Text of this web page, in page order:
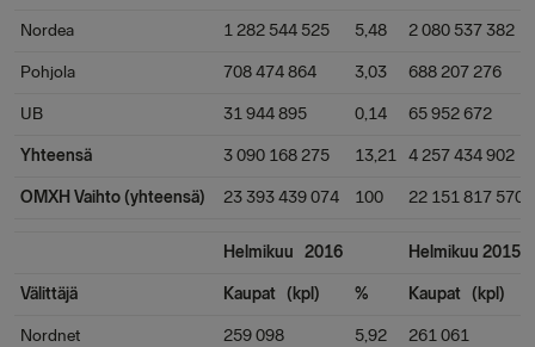
Nordea 1 282 544 525 5,48 2 080 537 382
Pohjola 708 474 864 3,03 688 207 276
UB 31 944 895 0,14 65 952 672
Yhteensä 3 090 168 275 13,21 4 257 434 902
OMXH Vaihto (yhteensä) 23 393 439 074 100 22 151 817 570
Helmikuu 2016 Helmikuu 2015
Välittäjä Kaupat (kpl) % Kaupat (kpl)
Nordnet 259 098 5,92 261 061